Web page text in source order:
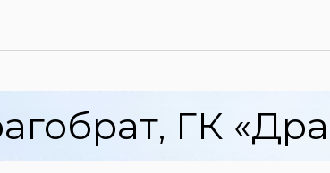
ГК